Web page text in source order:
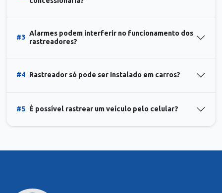
#3
Alarmes podem interferir no funcionamento dos
rastreadores?
#4 Rastreador só pode ser instalado em carros?
#5 É possível rastrear um veículo pelo celular?